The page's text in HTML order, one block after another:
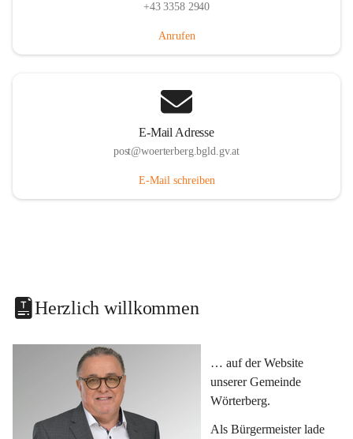
+43 3358 2940
Anrufen
E-Mail Adresse
post@woerterberg.bgld.gv.at
E-Mail schreiben
Herzlich willkommen
… auf der Website
unserer Gemeinde
Wörterberg.
Als Bürgermeister lade